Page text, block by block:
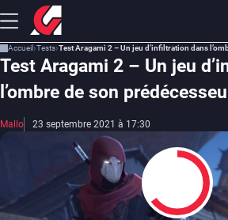
Accueil Tests Test Aragami 2 – Un jeu d’infiltration dans
Test Aragami 2 – Un jeu
l’ombre de son
Mallo 23 septembre 2021 à 17:30